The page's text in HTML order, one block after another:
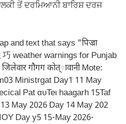
ਤੋਂ ਦਰਮਿਆਨੀ ਬਾਰਿਸ਼ ਦਰਜ